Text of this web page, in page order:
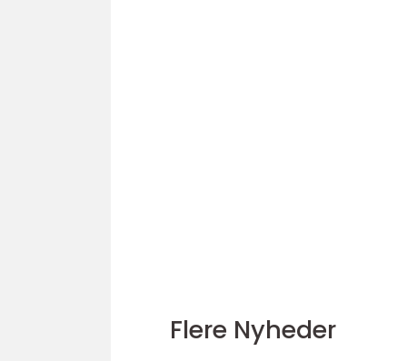
Flere Nyheder